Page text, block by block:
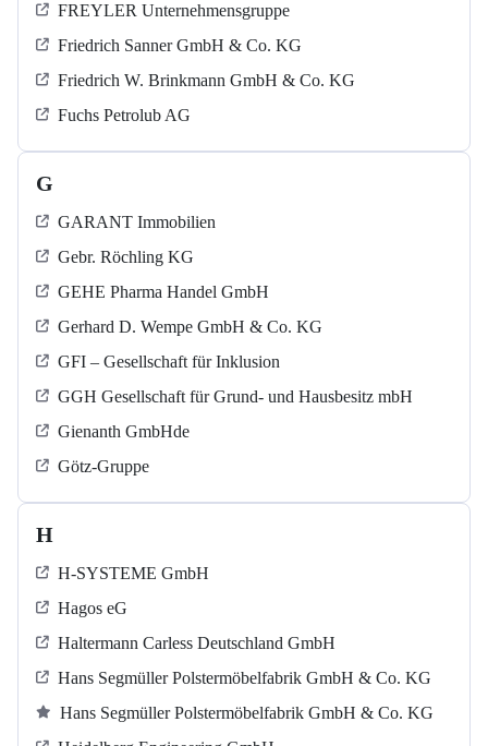
FREYLER Unternehmensgruppe
Friedrich Sanner GmbH & Co. KG
Friedrich W. Brinkmann GmbH & Co. KG
Fuchs Petrolub AG
G
GARANT Immobilien
Gebr. Röchling KG
GEHE Pharma Handel GmbH
Gerhard D. Wempe GmbH & Co. KG
GFI – Gesellschaft für Inklusion
GGH Gesellschaft für Grund- und Hausbesitz mbH
Gienanth GmbHde
Götz-Gruppe
H
H-SYSTEME GmbH
Hagos eG
Haltermann Carless Deutschland GmbH
Hans Segmüller Polstermöbelfabrik GmbH & Co. KG
Hans Segmüller Polstermöbelfabrik GmbH & Co. KG